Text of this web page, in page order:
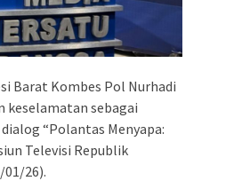
Barat Kombes Pol Nurhadi
keselamatan sebagai
“Polantas Menyapa:
Televisi Republik
26).